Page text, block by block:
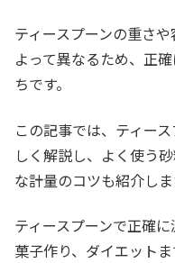
ティースプーンの重さ
よって異なるため、正
ちです。
この記事では、ティー
しく解説し、よく使う
な計量のコツも紹介しま
ティースプーンで正確
菓子作り、ダイエット